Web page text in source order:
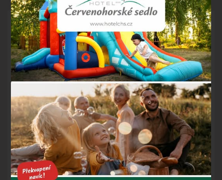
Potěšte své blízké dárkovým poukazem na pobyt v hotelu
Červenohorské sedlo. Vyberte si z nabídky pobytových
balíčků nebo si sestavte pobyt ze služeb dle vlastní
představy.
O dárkový poukaz nám napište na email:
rezervace@hotelchs.cz